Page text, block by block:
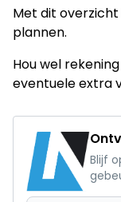
Met dit overzicht
plannen.
Hou wel
eventuele extra
Blijf